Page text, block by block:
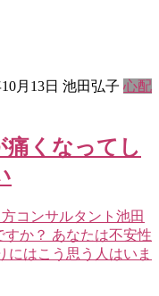
月13日 池田弘子 心配
コンサルタント池田
か？ あなたは不安性
はこう思う人はいま